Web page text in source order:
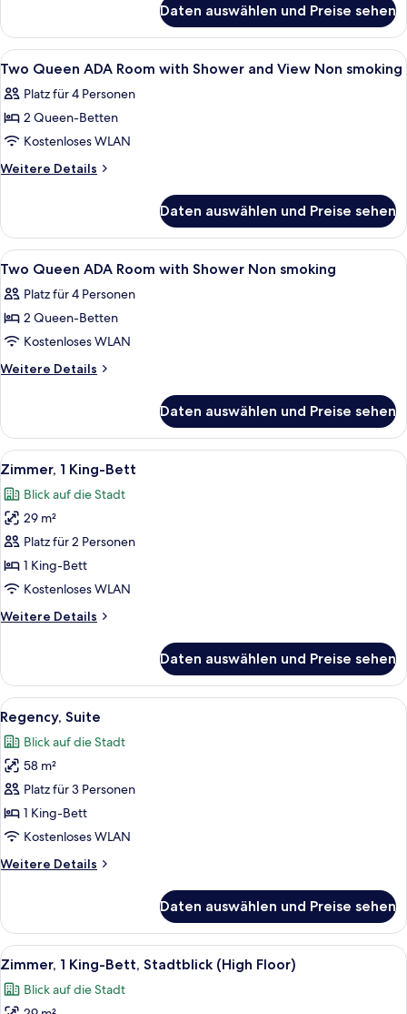
smoking
anzeigen
Room
with
View
smoking
Daten auswählen und Preise sehen
Alle
Fotos
für
Two
Queen
ADA
Shower
and
View
Non
smoking
anzeigen
Hochwertige Bettwaren, Pillowtop-
5
Two Queen ADA Room with Shower and View Non smoking
Platz für 4 Personen
2 Queen-Betten
Kostenloses WLAN
Weitere Details
Weitere
Queen
ADA
Room
Shower
and
Non
smoking
Daten auswählen und Preise sehen
Alle
Fotos
für
Two
Queen
ADA
Shower
Non
smoking
anzeigen
Hochwertige Bettwaren, Pillowtop-
1
Two Queen ADA Room with Shower Non smoking
Platz für 4 Personen
2 Queen-Betten
Kostenloses WLAN
Weitere Details
Weitere
Queen
ADA
Room
Shower
Non
Daten auswählen und Preise sehen
Alle
Fotos
für
Zimmer,
1 King-
Bett
anzeigen
Ein modernes Hotelzimmer mit Bett,
4
Zimmer, 1 King-Bett
Blick auf die Stadt
29 m²
Platz für 2 Personen
1 King-Bett
Kostenloses WLAN
Weitere Details
Weitere
1 King-
Bett
Daten auswählen und Preise sehen
Alle
Fotos
für
Regency,
Suite
anzeigen
Ein Hotelzimmer mit einem Bett,
4
Regency, Suite
Blick auf die Stadt
58 m²
Platz für 3 Personen
1 King-Bett
Kostenloses WLAN
Weitere Details
Weitere
Suite
Daten auswählen und Preise sehen
Alle
Fotos
für
Ein modernes Hotelzimmer mit Bett,
5
Zimmer, 1 King-Bett, Stadtblick (High Floor)
Blick auf die Stadt